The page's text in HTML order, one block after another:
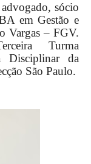
sócio
em Gestão e
Vargas – FGV.
Turma
Disciplinar da
São Paulo.